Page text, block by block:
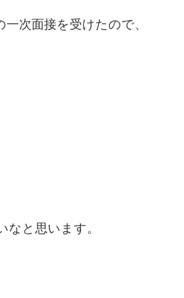
次面接を受けたので、
と思います。